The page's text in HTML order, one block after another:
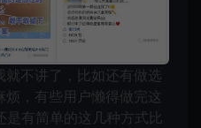
不讲了，比如还有做选
，有些用户懒得做完这
是有简单的这几种方式比